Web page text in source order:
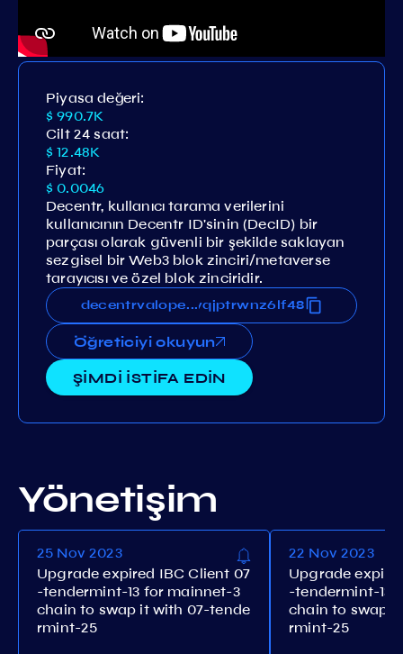
Piyasa değeri:
$ 990.7K
Cilt 24 saat:
$ 12.48K
Fiyat:
$ 0.0046
Decentr, kullanıcı tarama verilerini
kullanıcının Decentr ID'sinin (DecID) bir
parçası olarak güvenli bir şekilde saklayan
sezgisel bir Web3 blok zinciri/metaverse
tarayıcısı ve özel blok zinciridir.
...
Öğreticiyi okuyun
ŞİMDİ İSTİFA EDİN
Yönetişim
25 Nov 2023
Upgrade expired IBC Client 07
-tendermint-13 for mainnet-3
chain to swap it with 07-tende
rmint-25
22 Nov 2023
Upgrade
-tendermint-13
chain to swap
rmint-25